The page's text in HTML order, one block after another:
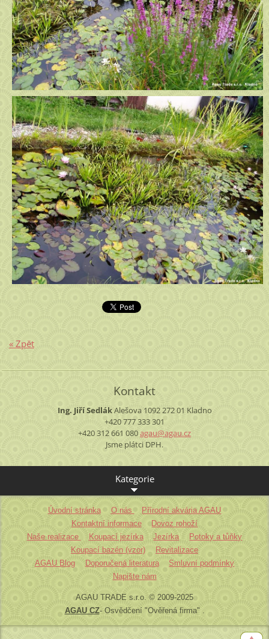
« Zpět
Kontakt
Ing. Jiří SedlákAlešova 1092272 01 Kladno
+420 777 333 301
+420 312 661 080agau@agau.cz
Jsme plátci DPH.
Kategorie
Úvodní stránka O nás
Přírodní akvária AGAU
Kontaktní informace
Dovoz rohoží
Naše realizace
Koupací jezírka Jezírka
Potoky a tůňky
Koupací bazén (vzor)
Revitalizace
AGAU Blog
Doporučená literatura
Smluvní podmínky
Napište nám
AGAU TRADE s.r.o. © 2009-2025
AGAU CZ- Osvědčení "Ověřená firma" .